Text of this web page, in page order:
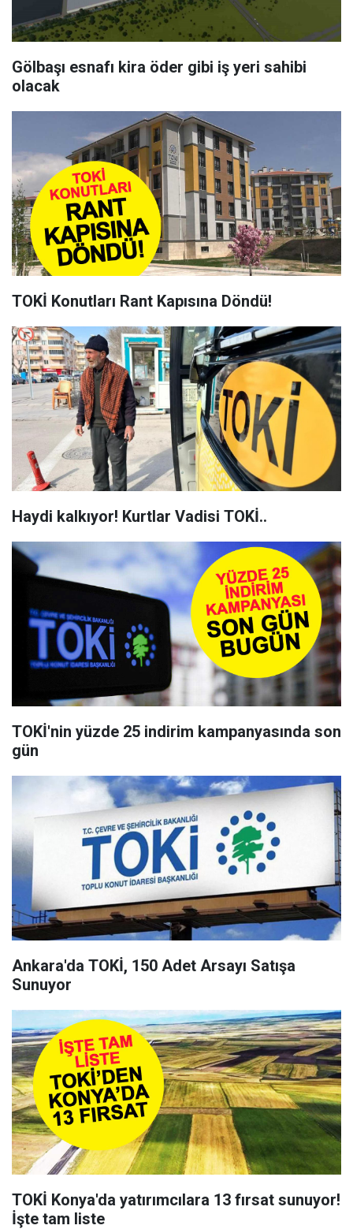
Gölbaşı esnafı kira öder gibi iş yeri sahibi
olacak
TOKİ Konutları Rant Kapısına Döndü!
Haydi kalkıyor! Kurtlar Vadisi TOKİ..
TOKİ'nin yüzde 25 indirim kampanyasında son
gün
Ankara'da TOKİ, 150 Adet Arsayı Satışa
Sunuyor
TOKİ Konya'da yatırımcılara 13 fırsat sunuyor!
İşte tam liste